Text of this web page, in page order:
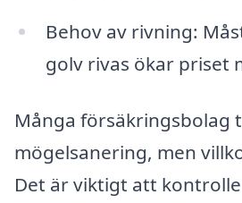
Behov av rivning:
golv rivas ökar priset
Många försäkringsbolag
mögelsanering, men
Det är viktigt att